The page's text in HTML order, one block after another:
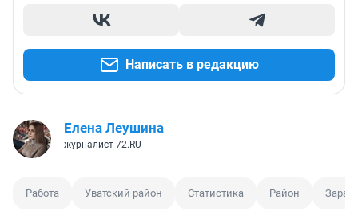
Написать в редакцию
Елена Леушина
журналист 72.RU
Работа Уватский район Статистика Район